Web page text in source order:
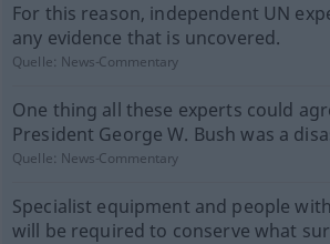
For this reason, independent UN
any evidence that is uncovered.
Quelle: News-Commentary
One thing all these experts could
President George W. Bush was a
Quelle: News-Commentary
Specialist equipment and people
will be required to conserve what